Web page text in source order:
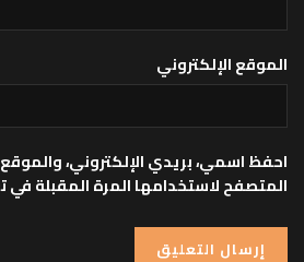
الموقع الإلكتروني
احفظ اسمي، بريدي الإلكتروني،
المتصفح لاستخدامها المرة المقبلة في